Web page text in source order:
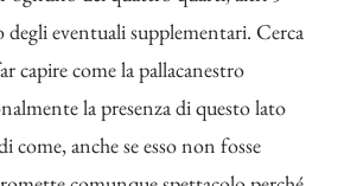
eventuali supplementari. Cerca
capire come la pallacanestro
la presenza di questo lato
come, anche se esso non fosse